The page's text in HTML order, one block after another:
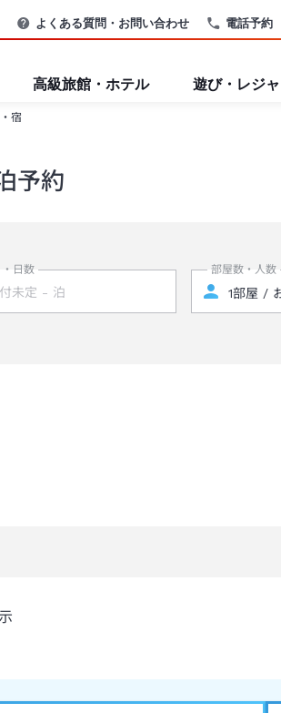
電話予約
よくある質問・お問い合わせ
高級旅館・ホテル 遊び・レジ
宿
予約
日数 部屋数・人数